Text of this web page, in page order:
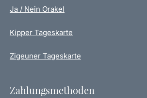
Ja / Nein Orakel
Kipper Tageskarte
Zigeuner Tageskarte
Zahlungsmethoden